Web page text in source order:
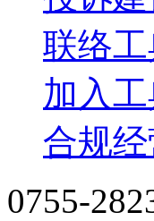
联络
加入
合规
0755-